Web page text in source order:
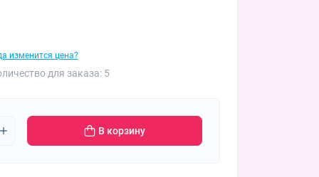
изменится цена?
для заказа: 5
В корзину